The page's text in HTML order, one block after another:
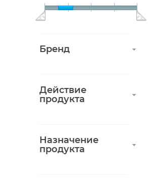
Бренд
Действие
продукта
Назначение
продукта